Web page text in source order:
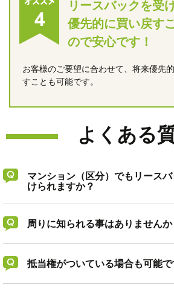
リースバックを受
優先的に買い戻す
ので安心です！
お客様のご要望に合わせて、将来優先
すことも可能です。
よくある
マンション（区分）でもリース
けられますか？
周りに知られる事はありませんか
抵当権がついている場合も可能で